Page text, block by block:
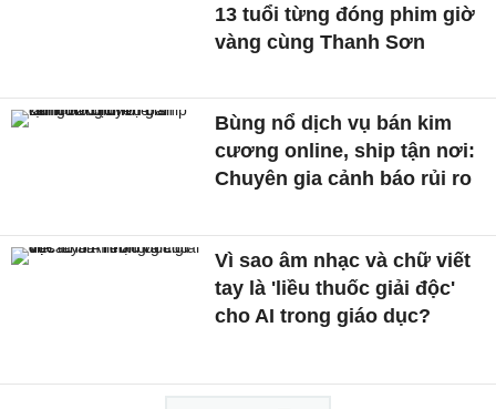
13 tuổi từng đóng phim giờ
vàng cùng Thanh Sơn
Bùng nổ dịch vụ bán kim
cương online, ship tận nơi:
Chuyên gia cảnh báo rủi ro
Vì sao âm nhạc và chữ viết
tay là 'liều thuốc giải độc'
cho AI trong giáo dục?